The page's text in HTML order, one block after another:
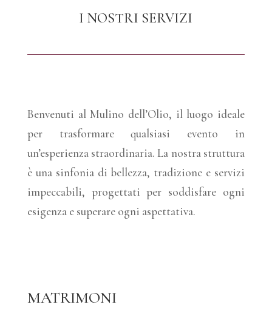
I NOSTRI SERVIZI
Benvenuti al Mulino dell’Olio, il luogo ideale
per trasformare qualsiasi evento in
un’esperienza straordinaria. La nostra struttura
è una sinfonia di bellezza, tradizione e servizi
impeccabili, progettati per soddisfare ogni
esigenza e superare ogni aspettativa.
MATRIMONI